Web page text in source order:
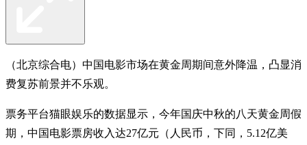
（北京综合电）中国电影市场在黄金周期间意外降温，凸显消
费复苏前景并不乐观。
票务平台猫眼娱乐的数据显示，今年国庆中秋的八天黄金周假
期，中国电影票房收入达27亿元（人民币，下同，5.12亿美